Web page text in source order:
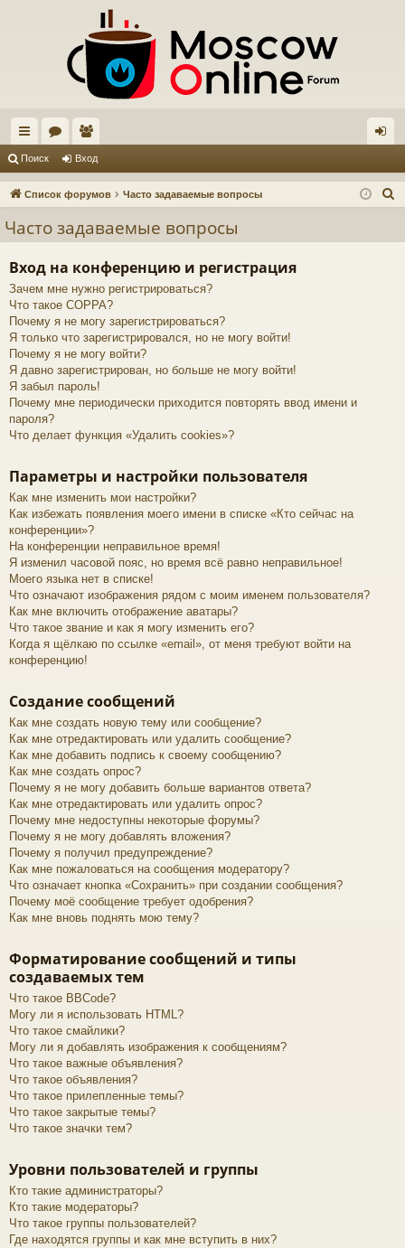
с
ы
и
ум
ол
ьз
ат
ел
и
д
Поиск Вход
Список форумов Часто задаваемые вопросы
Часто задаваемые вопросы
Вход на конференцию и регистрация
Зачем мне нужно регистрироваться?
Что такое COPPA?
Почему я не могу зарегистрироваться?
Я только что зарегистрировался, но не могу войти!
Почему я не могу войти?
Я давно зарегистрирован, но больше не могу войти!
Я забыл пароль!
Почему мне периодически приходится повторять ввод имени и
пароля?
Что делает функция «Удалить cookies»?
Параметры и настройки пользователя
Как мне изменить мои настройки?
Как избежать появления моего имени в списке «Кто сейчас на
конференции»?
На конференции неправильное время!
Я изменил часовой пояс, но время всё равно неправильное!
Моего языка нет в списке!
Что означают изображения рядом с моим именем пользователя?
Как мне включить отображение аватары?
Что такое звание и как я могу изменить его?
Когда я щёлкаю по ссылке «email», от меня требуют войти на
конференцию!
Создание сообщений
Как мне создать новую тему или сообщение?
Как мне отредактировать или удалить сообщение?
Как мне добавить подпись к своему сообщению?
Как мне создать опрос?
Почему я не могу добавить больше вариантов ответа?
Как мне отредактировать или удалить опрос?
Почему мне недоступны некоторые форумы?
Почему я не могу добавлять вложения?
Почему я получил предупреждение?
Как мне пожаловаться на сообщения модератору?
Что означает кнопка «Сохранить» при создании сообщения?
Почему моё сообщение требует одобрения?
Как мне вновь поднять мою тему?
Форматирование сообщений и типы
создаваемых тем
Что такое BBCode?
Могу ли я использовать HTML?
Что такое смайлики?
Могу ли я добавлять изображения к сообщениям?
Что такое важные объявления?
Что такое объявления?
Что такое прилепленные темы?
Что такое закрытые темы?
Что такое значки тем?
Уровни пользователей и группы
Кто такие администраторы?
Кто такие модераторы?
Что такое группы пользователей?
Где находятся группы и как мне вступить в них?